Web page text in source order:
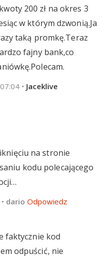
200 zł na okres 3
w którym dzwonią.Ja
taką promkę.Teraz
fajny bank,co
• Jaceklive
na stronie
kodu polecającego
• dario Odpowiedz
faktycznie kod
odpuścić, nie